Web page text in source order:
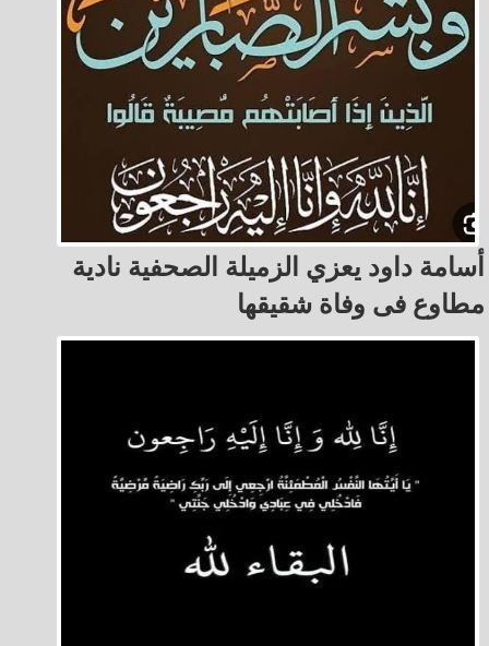
أسامة داود يعزي الزميلة الصحفية نادية
مطاوع فى وفاة شقيقها